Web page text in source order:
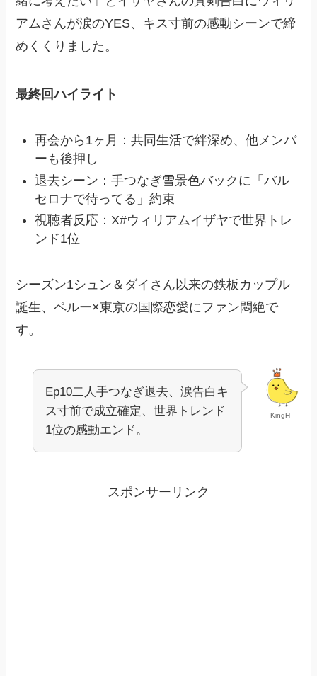
アムさんが涙のYES、キス寸前の感動シーンで締
めくくりました。
最終回ハイライト
再会から1ヶ月：共同生活で絆深め、他メンバ
ーも後押し
退去シーン：手つなぎ雪景色バックに「バル
セロナで待ってる」約束
視聴者反応：X#ウィリアムイザヤで世界トレ
ンド1位
シーズン1シュン＆ダイさん以来の鉄板カップル
誕生、ペルー×東京の国際恋愛にファン悶絶で
す。
KingH
Ep10二人手つなぎ退去、涙告白キ
ス寸前で成立確定、世界トレンド
1位の感動エンド。
スポンサーリンク